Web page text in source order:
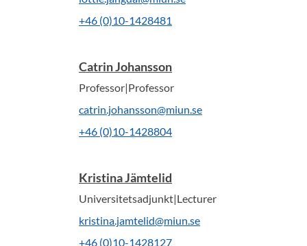
+46 (0)10-1428481
Catrin Johansson
Professor|Professor
catrin.johansson@miun.se
+46 (0)10-1428804
Kristina Jämtelid
Universitetsadjunkt|Lecturer
kristina.jamtelid@miun.se
+46 (0)10-1428127